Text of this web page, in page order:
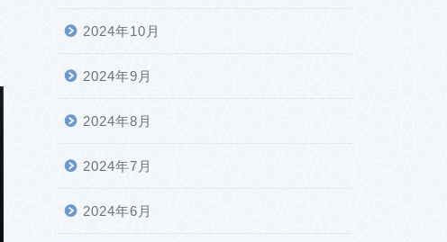
2024年10月
2024年9月
2024年8月
2024年7月
2024年6月